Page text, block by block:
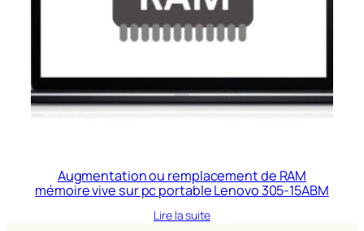
Augmentation ou remplacement de RAM
mémoire vive sur pc portable Lenovo 305-15ABM
Lire la suite